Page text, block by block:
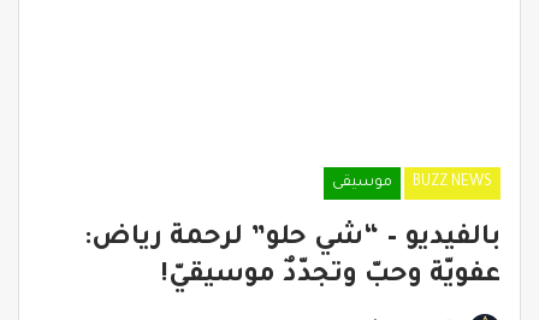
BUZZ NEWS موسيقى
بالفيديو – “شي حلو” لرحمة رياض:
عفويّة وحبّ وتجدّدٌ موسيقيّ!